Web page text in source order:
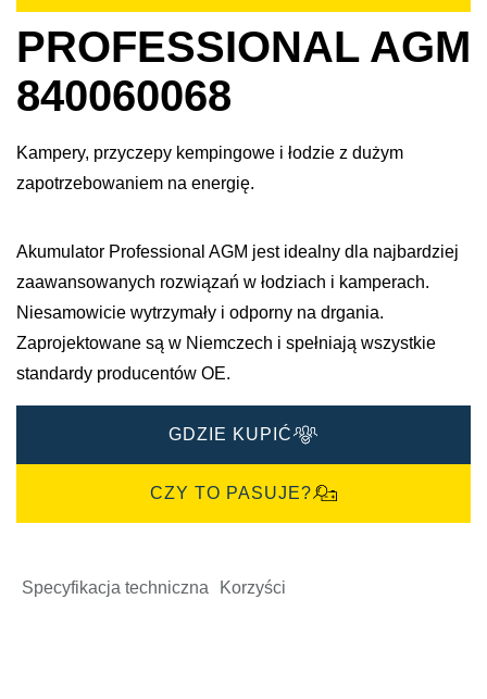
PROFESSIONAL AGM
840060068
Kampery, przyczepy kempingowe i łodzie z dużym
zapotrzebowaniem na energię.
Akumulator Professional AGM jest idealny dla najbardziej
zaawansowanych rozwiązań w łodziach i kamperach.
Niesamowicie wytrzymały i odporny na drgania.​
Zaprojektowane są w Niemczech i spełniają wszystkie
standardy producentów OE. ​
GDZIE KUPIĆ
CZY TO PASUJE?
Specyfikacja techniczna Korzyści